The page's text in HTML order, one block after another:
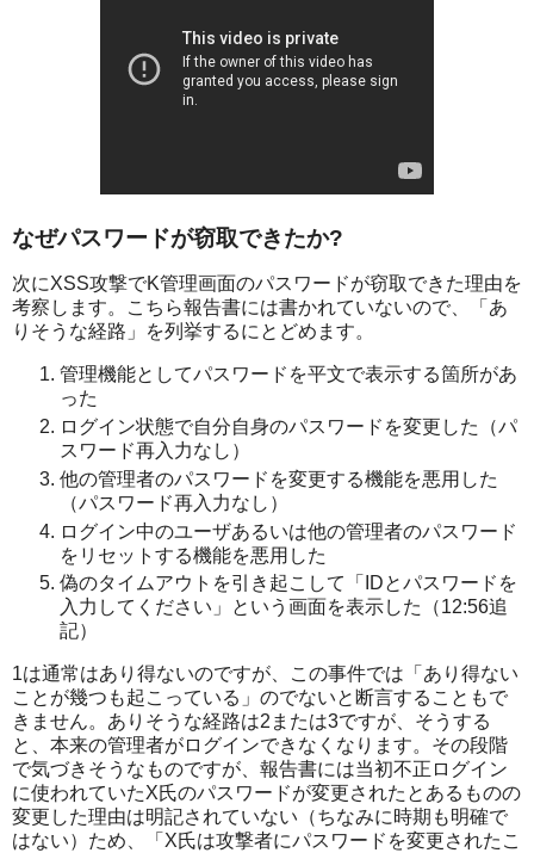
なぜパスワードが窃取できたか?
次にXSS攻撃でK管理画面のパスワードが窃取できた理由を
考察します。こちら報告書には書かれていないので、「あ
りそうな経路」を列挙するにとどめます。
管理機能としてパスワードを平文で表示する箇所があ
った
ログイン状態で自分自身のパスワードを変更した（パ
スワード再入力なし）
他の管理者のパスワードを変更する機能を悪用した
（パスワード再入力なし）
ログイン中のユーザあるいは他の管理者のパスワード
をリセットする機能を悪用した
偽のタイムアウトを引き起こして「IDとパスワードを
入力してください」という画面を表示した（12:56追
記）
1は通常はあり得ないのですが、この事件では「あり得ない
ことが幾つも起こっている」のでないと断言することもで
きません。ありそうな経路は2または3ですが、そうする
と、本来の管理者がログインできなくなります。その段階
で気づきそうなものですが、報告書には当初不正ログイン
に使われていたX氏のパスワードが変更されたとあるものの
変更した理由は明記されていない（ちなみに時期も明確で
はない）ため、「X氏は攻撃者にパスワードを変更されたこ